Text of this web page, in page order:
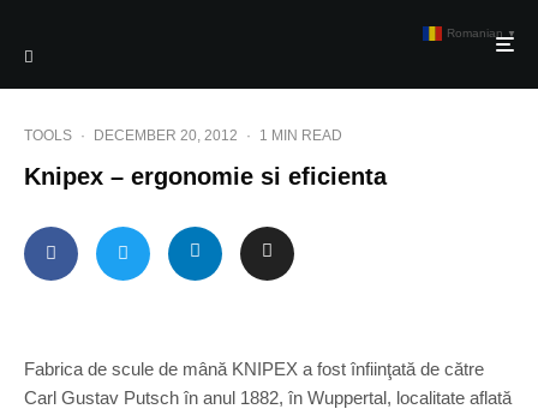
TOOLS · DECEMBER 20, 2012 · 1 MIN READ
Knipex – ergonomie si eficienta
Fabrica de scule de mână KNIPEX a fost înfiinţată de către
Carl Gustav Putsch în anul 1882, în Wuppertal, localitate aflată
Romanian ▼